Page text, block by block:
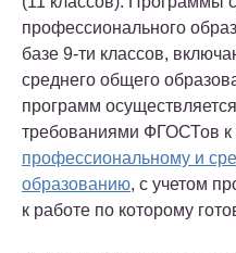
профессионального
базе 9-ти классов,
среднего общего
программ
требованиями ФГОСТов к
профессиональному и
образованию, с учетом
к работе по которому